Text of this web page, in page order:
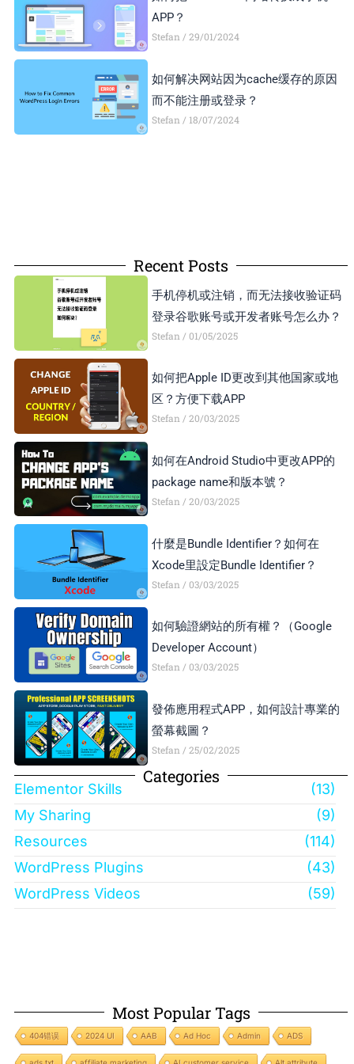
APP？
Stefan 29/01/2024
如何解决网站因为cache缓存的原因
而不能注册或登录？
Stefan 18/07/2024
Recent Posts
手机停机或注销，而无法接收验证码
登录谷歌账号或开发者账号怎么办？
Stefan 01/05/2025
如何把Apple ID更改到其他国家或地
区？方便下载APP
Stefan 20/03/2025
如何在Android Studio中更改APP的
package name和版本號？
Stefan 20/03/2025
什麼是Bundle Identifier？如何在
Xcode里設定Bundle Identifier？
Stefan 03/03/2025
如何驗證網站的所有權？（Google
Developer Account）
Stefan 03/03/2025
發佈應用程式APP，如何設計專業的
螢幕截圖？
Stefan 25/02/2025
Categories
Elementor Skills
(13)
My Sharing
(9)
Resources
(114)
WordPress Plugins
(43)
WordPress Videos
(59)
Most Popular Tags
404错误 2024 UI AAB Ad Hoc Admin ADS
ads.txt affiliate marketing AI customer service Alt attribute